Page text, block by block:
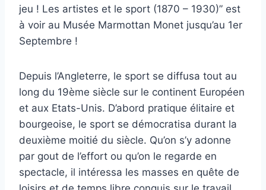
jeu ! Les artistes et le sport (1870 – 1930)” est
à voir au Musée Marmottan Monet jusqu’au 1er
Septembre !
Depuis l’Angleterre, le sport se diffusa tout au
long du 19ème siècle sur le continent Européen
et aux Etats-Unis. D’abord pratique élitaire et
bourgeoise, le sport se démocratisa durant la
deuxième moitié du siècle. Qu’on s’y adonne
par gout de l’effort ou qu’on le regarde en
spectacle, il intéressa les masses en quête de